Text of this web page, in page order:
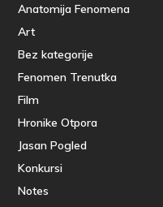
Anatomija Fenomena
Art
Bez kategorije
Fenomen Trenutka
Film
Hronike Otpora
Jasan Pogled
Konkursi
Notes